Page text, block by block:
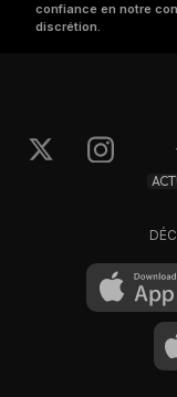
confiance en notre
discrétion.